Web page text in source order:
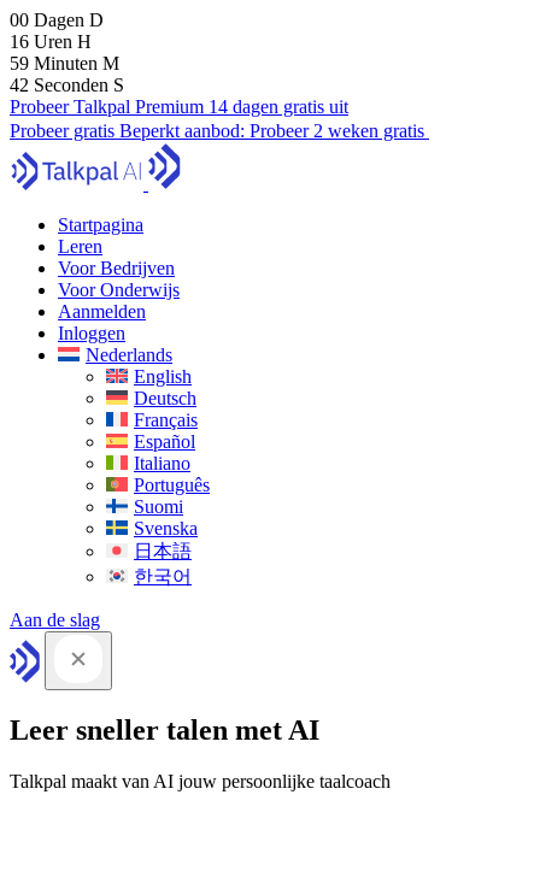
00 Dagen D
16 Uren H
59 Minuten M
40 Seconden S
Probeer Talkpal Premium 14 dagen gratis uit
Probeer gratis Beperkt aanbod: Probeer 2 weken gratis
Startpagina
Leren
Voor Bedrijven
Voor Onderwijs
Aanmelden
Inloggen
Nederlands
English
Deutsch
Français
Español
Italiano
Português
Suomi
Svenska
日本語
한국어
Aan de slag
Leer sneller talen met AI
Talkpal maakt van AI jouw persoonlijke taalcoach